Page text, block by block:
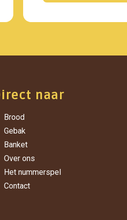
naar
Brood
Gebak
Banket
Over ons
Het nummerspel
Contact